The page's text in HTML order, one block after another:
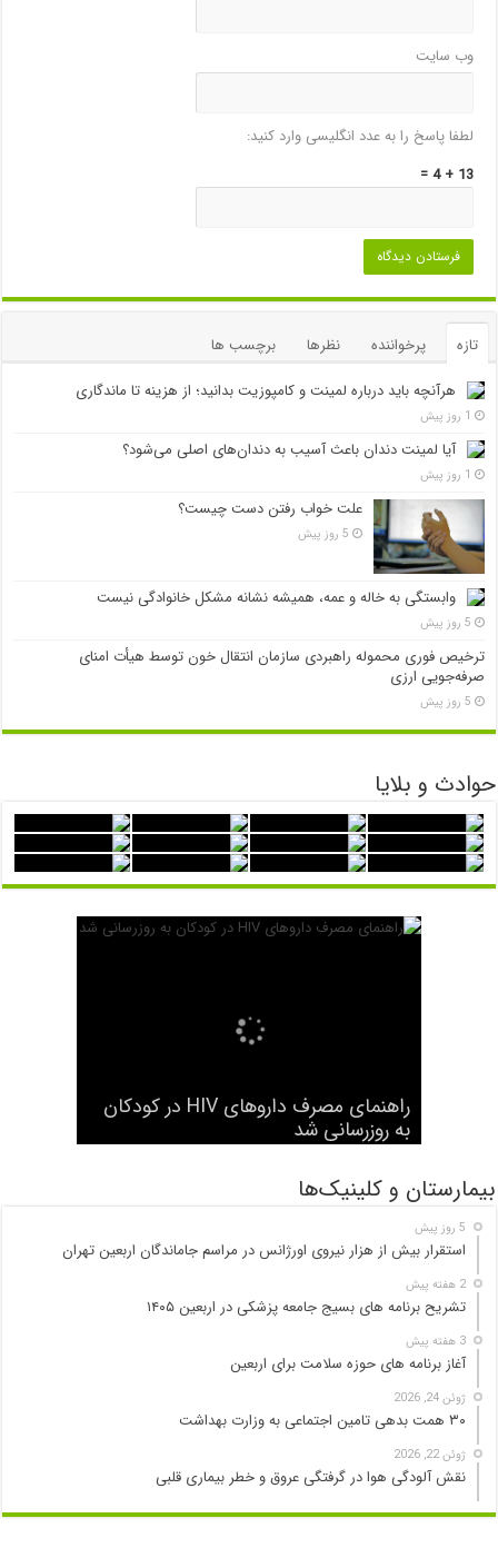
وب‌ سایت
لطفا پاسخ را به عدد انگلیسی وارد کنید:
13 + 4 =
تازه پرخواننده نظرها
برچسب ها
هرآنچه باید درباره لمینت و کامپوزیت بدانید؛ از هزینه تا ماندگاری
1 روز پیش
آیا لمینت دندان باعث آسیب به دندان‌های اصلی می‌شود؟
1 روز پیش
علت خواب رفتن دست چیست؟
5 روز پیش
وابستگی به خاله و عمه، همیشه نشانه مشکل خانوادگی نیست
5 روز پیش
ترخیص فوری محموله راهبردی سازمان انتقال خون توسط هیأت امنای
صرفه‌جویی ارزی
5 روز پیش
حوادث و بلایا
راهنمای مصرف داروهای HIV در کودکان
به روزرسانی شد
نخستین جراحی موفق با دستگاه قلب و
ریه ساخت ترکیه انجام شد
شرح وظایف «رصدخانه ملی غذا و
بیماری» اعلام شد
سیگار الکترونیک هم سرطانزا است
هفتاد و نهمین مجمع جهانی بهداشت آغاز
به کار کرد
بیمارستان و کلینیک‌ها
5 روز پیش
استقرار بیش از هزار نیروی اورژانس در مراسم جاماندگان اربعین تهران
2 هفته پیش
تشریح برنامه های بسیج جامعه پزشکی در اربعین ۱۴۰۵
3 هفته پیش
آغاز برنامه های حوزه سلامت برای اربعین
ژوئن 24, 2026
۳۰ همت بدهی تامین اجتماعی به وزارت بهداشت
ژوئن 22, 2026
نقش آلودگی هوا در گرفتگی عروق و خطر بیماری قلبی